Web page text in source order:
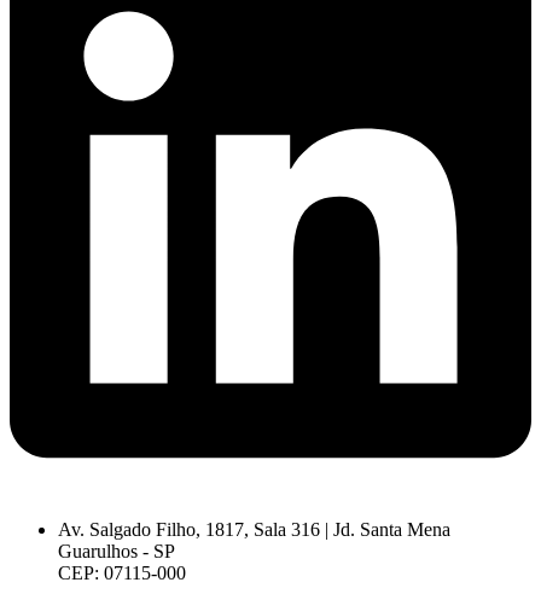
Av. Salgado Filho, 1817, Sala 316 | Jd. Santa Mena
Guarulhos - SP
CEP: 07115-000